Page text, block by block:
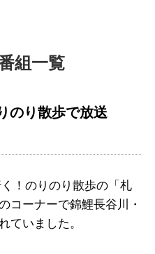
組一覧
のり散歩で放送
！のりのり散歩の「札
コーナーで錦鯉長谷川・
ていました。